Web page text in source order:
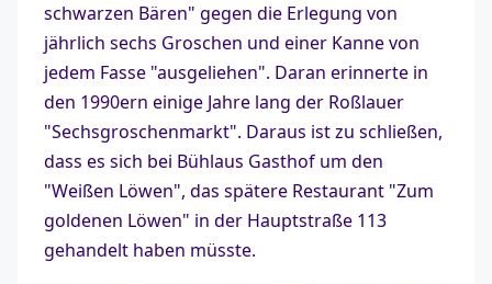
schwarzen Bären" gegen die Erlegung von
jährlich sechs Groschen und einer Kanne von
jedem Fasse "ausgeliehen". Daran erinnerte in
den 1990ern einige Jahre lang der Roßlauer
"Sechsgroschenmarkt". Daraus ist zu schließen,
dass es sich bei Bühlaus Gasthof um den
"Weißen Löwen", das spätere Restaurant "Zum
goldenen Löwen" in der Hauptstraße 113
gehandelt haben müsste.